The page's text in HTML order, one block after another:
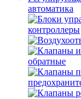
автоматика
контроллеры
обратные